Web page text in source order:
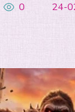
0 24-